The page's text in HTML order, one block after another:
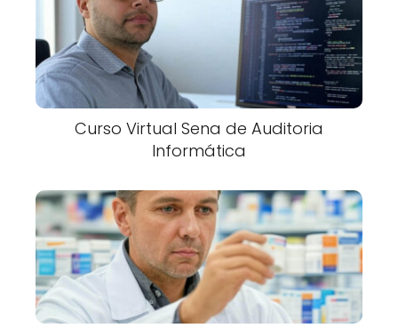
Curso Virtual Sena de Auditoria
Informática